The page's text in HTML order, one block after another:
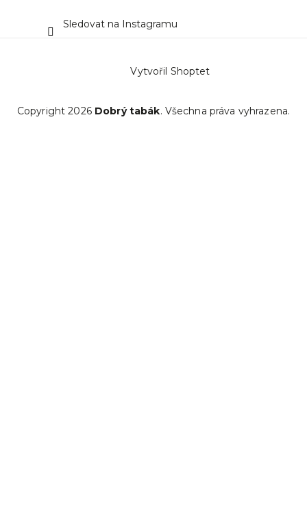
Sledovat na Instagramu
Vytvořil Shoptet
Copyright 2026 Dobrý tabák. Všechna práva vyhrazena.